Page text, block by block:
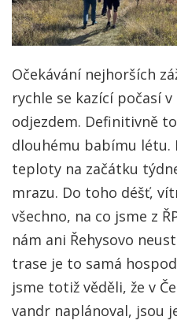
Očekávání nejhorších
rychle se kazící počasí
odjezdem. Definitivně
dlouhému babímu létu.
teploty na začátku
mrazu. Do toho déšť,
všechno, na co jsme z
nám ani Řehysovo
trase je to samá
jsme totiž věděli, že v
vandr naplánoval, jsou